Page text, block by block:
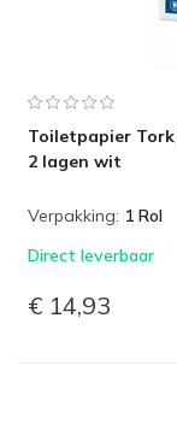
Toiletpapier Tork
2 lagen wit
Verpakking: 1 Rol
Direct leverbaar
€ 14,93